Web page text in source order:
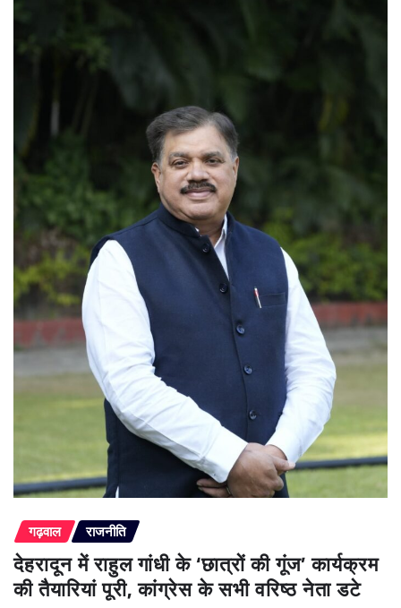
गढ़वाल राजनीति
देहरादून में राहुल गांधी के ‘छात्रों की गूंज’ कार्यक्रम
की तैयारियां पूरी, कांग्रेस के सभी वरिष्ठ नेता डटे